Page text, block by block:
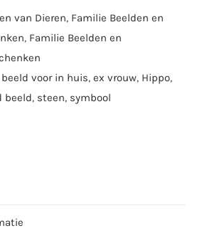
van Dieren, Familie Beelden en
, Familie Beelden en
beeld voor in huis, ex vrouw, Hippo,
beeld, steen, symbool